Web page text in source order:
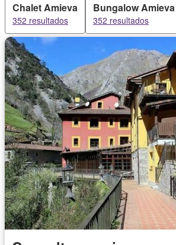
Chalet Amieva
352 resultados
Bungalow Amieva
352 resultados